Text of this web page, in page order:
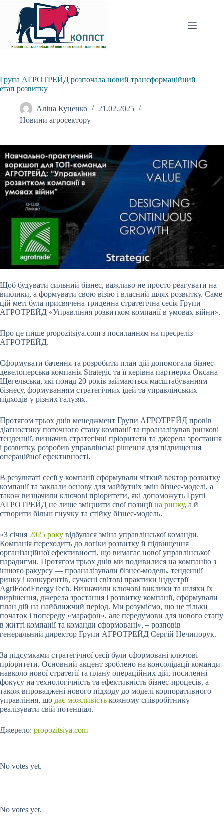
вмісту
Група АГРОТРЕЙД розпочала новий трансформаційний
етап розвитку
Аліна Куценко
21.02.2025
Новини агросектору
Щоб будувати сильний бізнес, важливо не просто реагувати на
виклики, а формувати свою візію і власний шлях розвитку. Саме
цій меті була присвячена триденна стратегічна сесія Групи
АГРОТРЕЙД «Управління розвитком компанії в умовах війни».
Про це пише propozitsiya.com з посиланням на пресреліз
АГРОТРЕЙД.
Сформувати бачення та розробити план дій допомогала бізнес-
девелоперська компанія Strategic та її керівна партнерка Оксана
Щегельська, які понад 20 років займаються масштабуванням
бізнесу, формуванням стратегічних ідей та управлінських
підходів у різних галузях.
Протягом трьох днів менеджмент Групи АГРОТРЕЙД провів
діагностику поточного стану компанії та проаналізував ринкові
тенденції, визначив стратегічні пріоритети та джерела зростання
і розвитку, розробив управлінські рішення для підвищення
операційної ефективності.
В результаті сесії у компанії сформували чіткий вектор розвитку
компанії та заклали основу для майбутніх змін бізнес-моделі, а
також визначили ключові пріоритети, які допоможуть Групі
АГРОТРЕЙД не лише зміцнити свої позиціїна ринку, а й
створити більш гнучку та стійку бізнес-модель.
«З січня 2025 року відбулася зміна управлінської команди.
Компанія переходить до логіки розвитку й підвищення
організаційної ефективності, що вимагає нової управлінської
парадигми. Протягом трьох днів ми подивилися на компанію з
іншого ракурсу — проаналізували бізнес-модель, тенденції
ринку і конкурентів, сучасні світові практики індустрії
AgriFoodEnergyTech. Визначили ключові виклики та шляхи їх
вирішення, джерела зростання і розвитку компанії, сформували
план дій на найближчий період. Ми розуміємо, що це тільки
початок і попереду «марафон», але передумови для нового етапу
в житті компанії та команди сформовані», – розповів
генеральний директор Групи АГРОТРЕЙД Сергій Нечипорук.
За підсумками стратегічної сесії були сформовані ключові
пріоритети. Основний акцент зроблено на консолідації команди
навколо нової стратегії та плану операційних дій, посиленні
фокусу на технологічність та ефективність бізнес-процесів, а
також впроваджені нового підходу до моделі корпоративного
управління, що дає можливість кожному співробітнику
реалізувати свій потенціал.
Джерело: propozitsiya.com
No votes yet.
No votes yet.